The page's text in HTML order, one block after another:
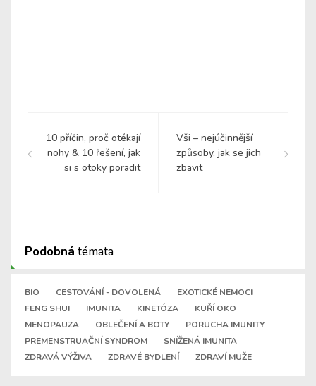
10 příčin, proč otékají
nohy & 10 řešení, jak
si s otoky poradit
Vši – nejúčinnější
způsoby, jak se jich
zbavit
Podobná témata
BIO CESTOVÁNÍ - DOVOLENÁ
EXOTICKÉ NEMOCI
FENG SHUI
IMUNITA KINETÓZA
KUŘÍ OKO
MENOPAUZA
OBLEČENÍ A BOTY
PORUCHA IMUNITY
PREMENSTRUAČNÍ SYNDROM
SNÍŽENÁ IMUNITA
ZDRAVÁ VÝŽIVA
ZDRAVÉ BYDLENÍ ZDRAVÍ MUŽE